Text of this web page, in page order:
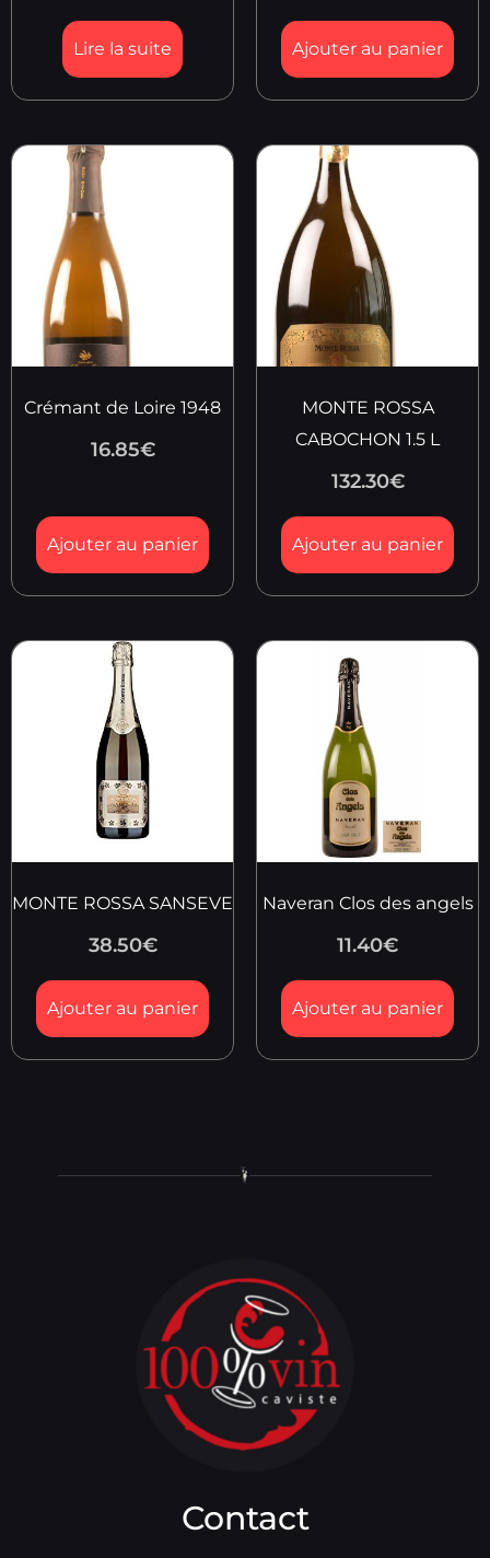
Lire la suite Ajouter au panier
Crémant de Loire 1948
16.85€
Ajouter au panier
MONTE ROSSA
CABOCHON 1.5 L
132.30€
Ajouter au panier
MONTE ROSSA SANSEVE
38.50€
Ajouter au panier
Naveran Clos des angels
11.40€
Ajouter au panier
Contact